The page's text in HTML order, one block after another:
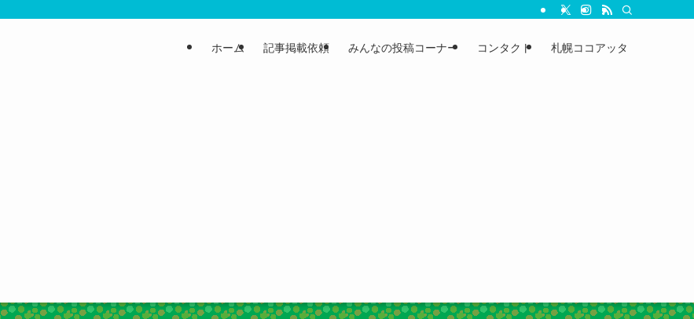
ホーム 記事掲載依頼 みんなの投稿コーナー コンタクト 札幌ココアッタ